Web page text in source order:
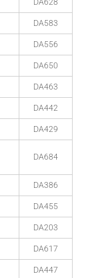
DA583
DA556
DA650
DA463
DA442
DA429
DA684
DA386
DA455
DA203
DA617
DA447